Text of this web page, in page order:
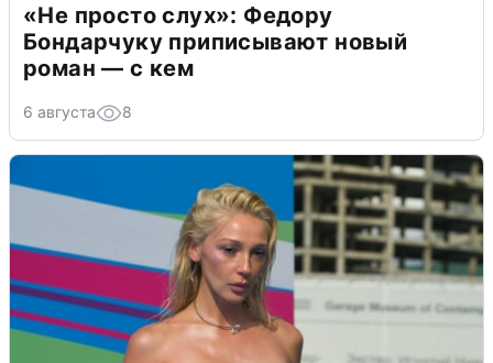
«Не просто слух»: Федору
Бондарчуку приписывают новый
роман — с кем
6 августа 8